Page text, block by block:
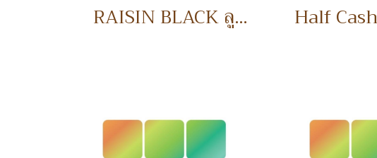
RAISIN BLACK ลูกเกดดำ